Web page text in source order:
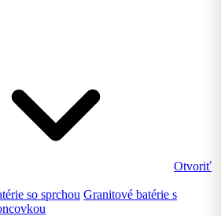
Otvoriť
so sprchou Granitové batérie s